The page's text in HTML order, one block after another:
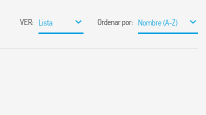
VER: Lista Ordenar por: Nombre (A-Z)